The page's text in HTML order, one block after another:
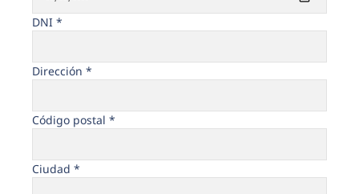
DNI *
Dirección *
Código postal *
Ciudad *